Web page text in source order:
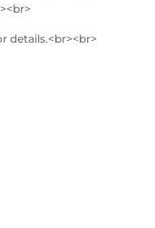
details.<br><br>